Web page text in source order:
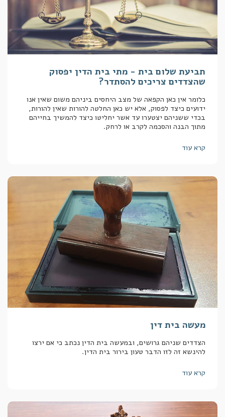
תביעת שלום בית - מתי בית הדין יפסוק
שהצדדים צריכים להסתדר?
כלומר אין כאן הקפאה של מצב היחסים ביניהם משום שאין אנו
ידועים כיצד לפסוק, אלא יש כאן החלטה להורות שאין להורות,
בכדי ששניהם יצטערו עד אשר יחליטו כיצד להמשיך בחייהם
מתוך הבנה והסכמה לקרב או לרחק.
קרא עוד
מעשה בית דין
הצדדים שניהם גרושים, ובמעשה בית הדין נכתב כי אם ירצו
להינשא זה לזו הדבר טעון בירור בית הדין.
קרא עוד